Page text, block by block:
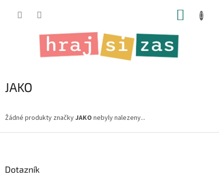
JAKO
Žádné produkty značkyJAKO nebyly nalezeny...
Dotazník